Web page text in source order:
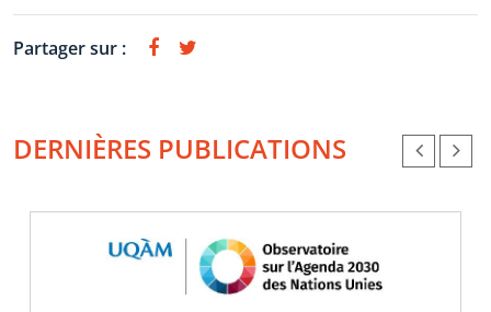
Partager sur :
DERNIÈRES PUBLICATIONS